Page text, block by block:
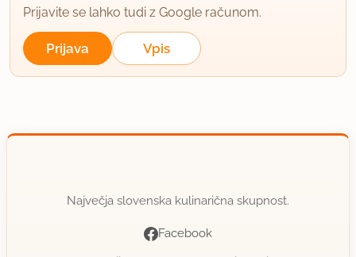
Prijavite se lahko tudi z Google računom.
Prijava Vpis
Največja slovenska kulinarična skupnost.
Facebook